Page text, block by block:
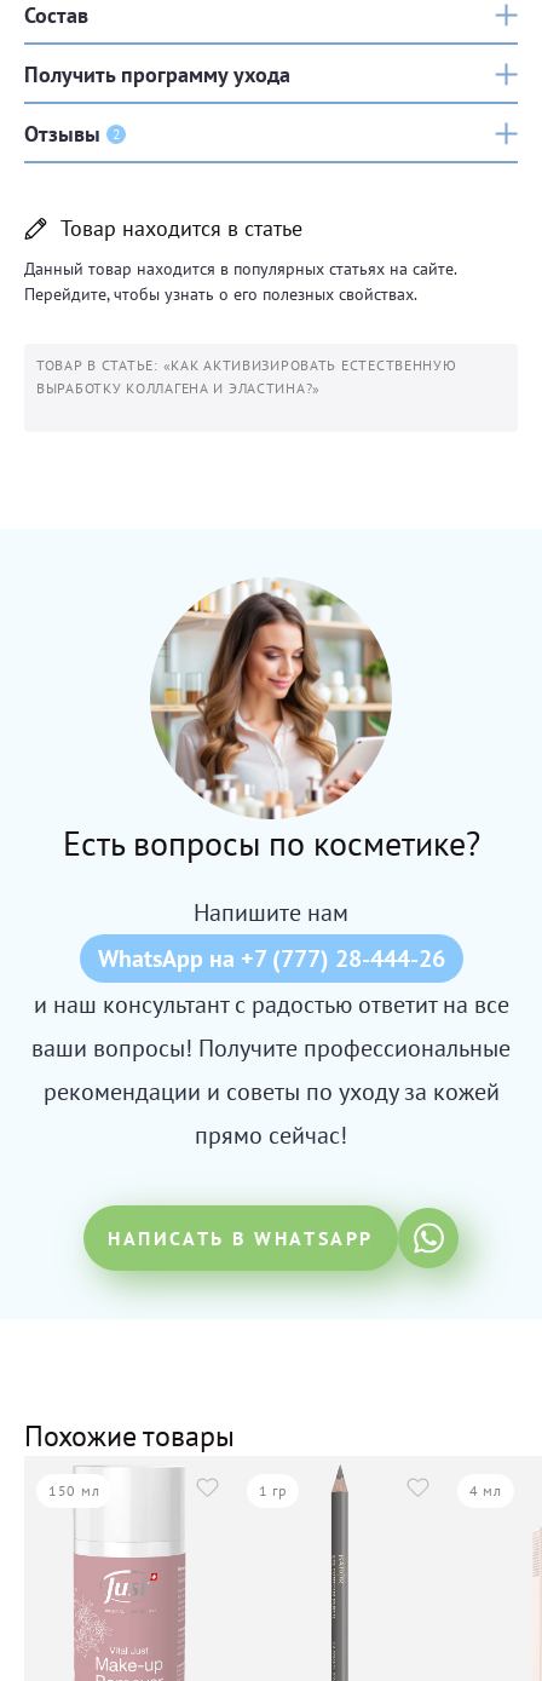
Состав
Получить программу ухода
Отзывы 2
Товар находится в статье
Данный товар находится в популярных статьях на сайте.
Перейдите, чтобы узнать о его полезных свойствах.
ТОВАР В СТАТЬЕ: «КАК АКТИВИЗИРОВАТЬ ЕСТЕСТВЕННУЮ
ВЫРАБОТКУ КОЛЛАГЕНА И ЭЛАСТИНА?»
Есть вопросы по косметике?
Напишите нам
WhatsApp на +7 (777) 28-444-26
и наш консультант с радостью ответит на все
ваши вопросы! Получите профессиональные
рекомендации и советы по уходу за кожей
прямо сейчас!
НАПИСАТЬ В WHATSAPP
Похожие товары
150 мл 1 гр 4 мл